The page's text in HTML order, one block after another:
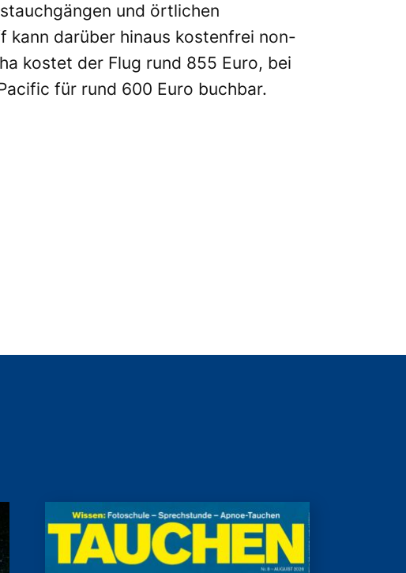
und örtlichen
kann darüber hinaus kostenfrei non-
kostet der Flug rund 855 Euro, bei
für rund 600 Euro buchbar.